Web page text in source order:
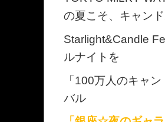
の夏こそ、キャン
Starlight&Candle
ルナイトを
「100万人のキャ
バル